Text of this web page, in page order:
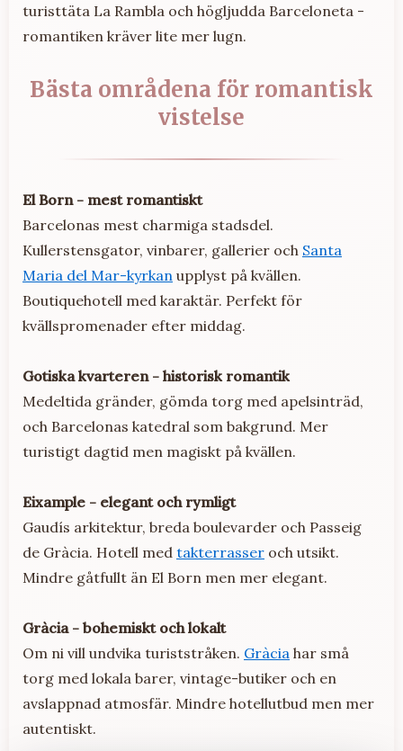
turisttäta La Rambla och högljudda Barceloneta -
romantiken kräver lite mer lugn.
Bästa områdena för romantisk
vistelse
El Born - mest romantiskt
Barcelonas mest charmiga stadsdel.
Kullerstensgator, vinbarer, gallerier och Santa
Maria del Mar-kyrkan upplyst på kvällen.
Boutiquehotell med karaktär. Perfekt för
kvällspromenader efter middag.
Gotiska kvarteren - historisk romantik
Medeltida gränder, gömda torg med apelsinträd,
och Barcelonas katedral som bakgrund. Mer
turistigt dagtid men magiskt på kvällen.
Eixample - elegant och rymligt
Gaudís arkitektur, breda boulevarder och Passeig
de Gràcia. Hotell med takterrasser och utsikt.
Mindre gåtfullt än El Born men mer elegant.
Gràcia - bohemiskt och lokalt
Om ni vill undvika turiststråken. Gràcia har små
torg med lokala barer, vintage-butiker och en
avslappnad atmosfär. Mindre hotellutbud men mer
autentiskt.